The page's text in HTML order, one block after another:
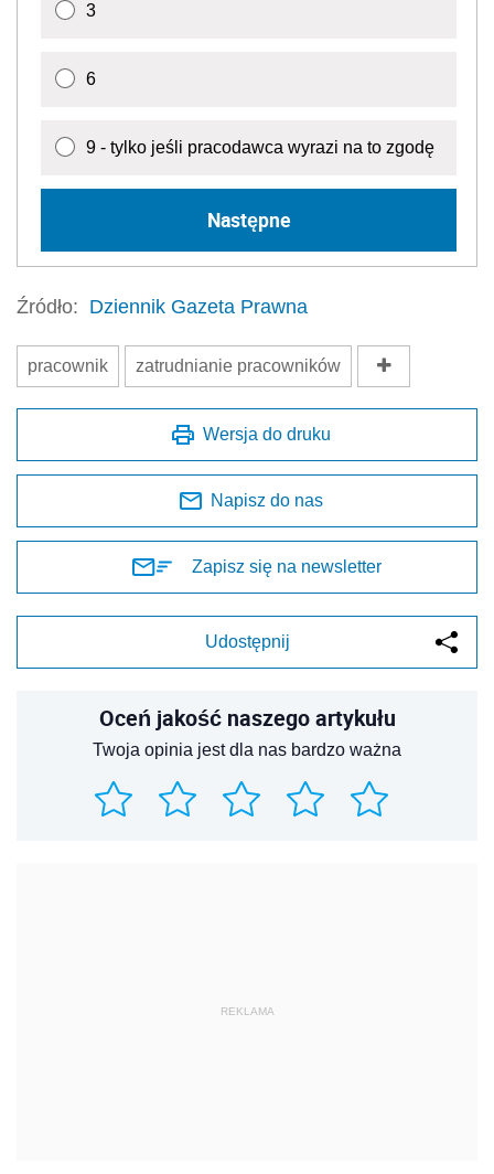
3
6
9 - tylko jeśli pracodawca wyrazi na to zgodę
Następne
Źródło: Dziennik Gazeta Prawna
pracownik zatrudnianie pracowników
Wersja do druku
Napisz do nas
Zapisz się na newsletter
Udostępnij
Oceń jakość naszego artykułu
Twoja opinia jest dla nas bardzo ważna
REKLAMA